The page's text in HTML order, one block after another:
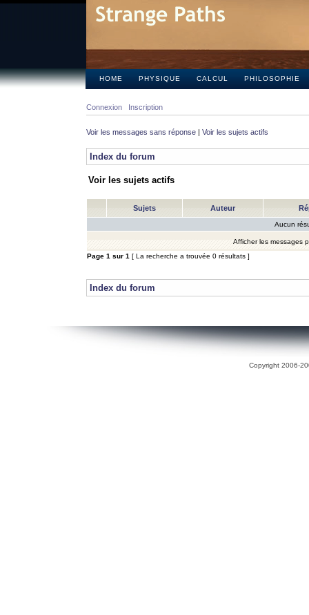
HOME PHYSIQUE CALCUL PHILOSOPHIE
Connexion Inscription
Voir les messages sans réponse | Voir les sujets actifs
Index du forum
Voir les sujets actifs
Sujets Auteur
Aucun
Afficher les messages
Page 1 sur 1 [ La recherche a trouvée 0 résultats ]
Index du forum
Copyright 2006-